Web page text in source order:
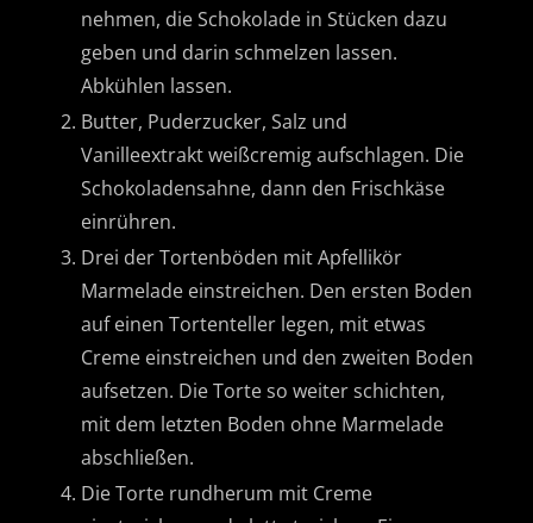
nehmen, die Schokolade in Stücken dazu
geben und darin schmelzen lassen.
Abkühlen lassen.
Butter, Puderzucker, Salz und
Vanilleextrakt weißcremig aufschlagen. Die
Schokoladensahne, dann den Frischkäse
einrühren.
Drei der Tortenböden mit Apfellikör
Marmelade einstreichen. Den ersten Boden
auf einen Tortenteller legen, mit etwas
Creme einstreichen und den zweiten Boden
aufsetzen. Die Torte so weiter schichten,
mit dem letzten Boden ohne Marmelade
abschließen.
Die Torte rundherum mit Creme